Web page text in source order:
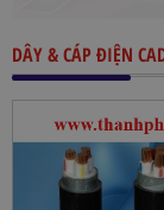
DÂY & CÁP ĐIỆN